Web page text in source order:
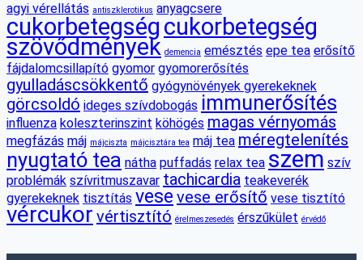
agyi vérellátás antiszklerotikus anyagcsere
cukorbetegség cukorbetegség
szövődmények demencia emésztés epe tea erősítő
fájdalomcsillapító gyomor gyomorerősítés
gyulladáscsökkentő gyógynövények gyerekeknek
görcsoldó ideges szívdobogás immunerősítés
influenza koleszterinszint köhögés magas vérnyomás
megfázás máj májciszta májcisztára tea máj tea méregtelenítés
nyugtató tea nátha puffadás relax tea szem szív
problémák szívritmuszavar tachicardia teakeverék
gyerekeknek tisztítás vese vese erősítő vese tisztító
vércukor vértisztító érelmeszesedés érszűkület érvédő